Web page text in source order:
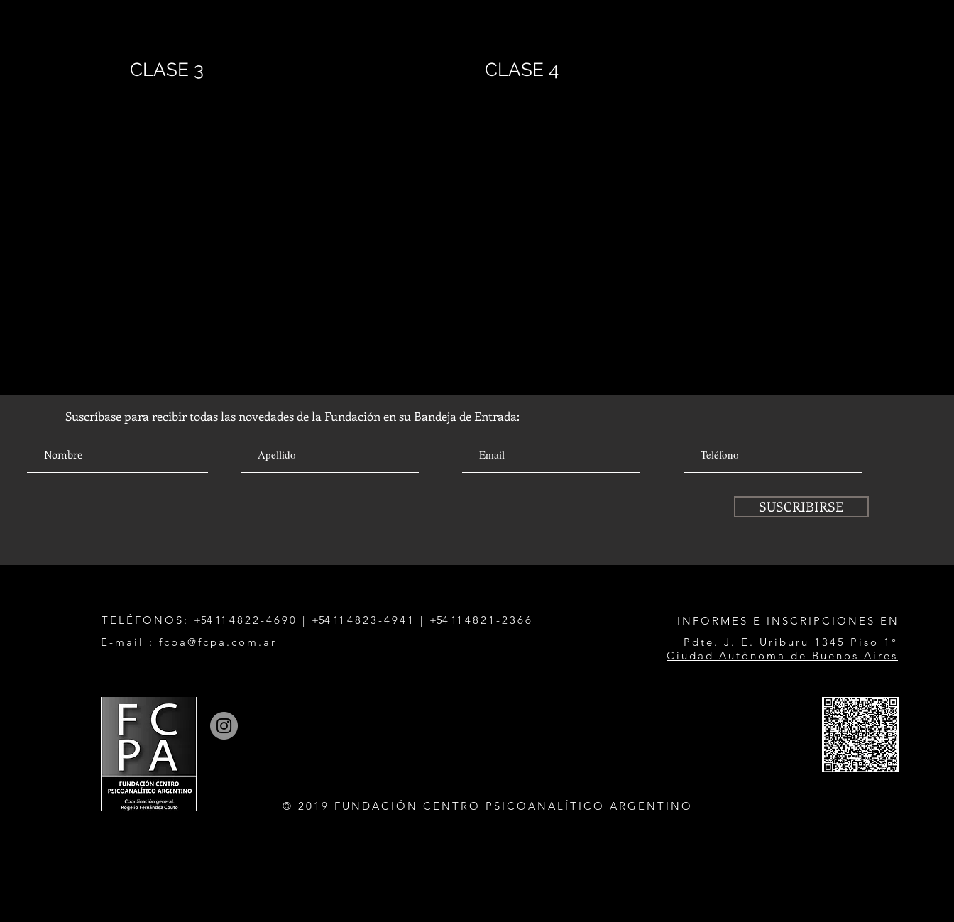
CLASE 3 CLASE 4
Suscríbase para recibir todas las novedades de la Fundación en su Bandeja de Entrada:
SUSCRIBIRSE
TELÉFONOS: +54 11 4822-4690 | +54 1 1 4823-4941 | +54 1 1 4821-2366
E-mail : fcpa@fcpa.com.ar
INFORMES E INSCRIPCIONES EN
Pdte. J. E. Uriburu 1345 Piso 1°
Ciudad Autónoma de Buenos Aires
© 2019 FUNDACIÓN CENTRO PSICOANALÍTICO ARGENTINO